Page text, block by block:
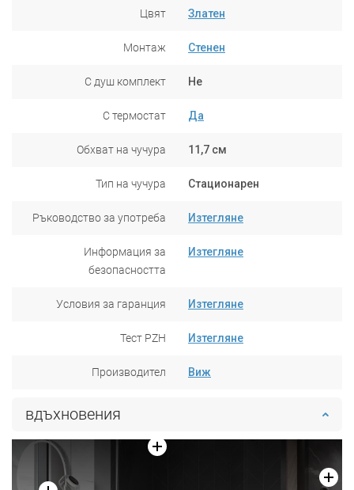
Цвят Златен
Монтаж Стенен
С душ комплект Не
С термостат Да
Обхват на чучура 11,7 см
Тип на чучура Стационарен
Ръководство за употреба Изтегляне
Информация за
безопасността
Изтегляне
Условия за гаранция Изтегляне
Тест PZH Изтегляне
Производител Виж
вдъхновения